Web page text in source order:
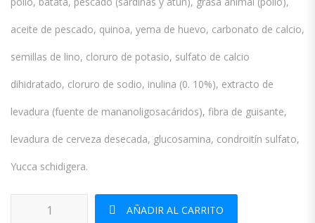
aceite de pescado, quinoa, yema de huevo, carbonato de calcio,
semillas de lino, cloruro de potasio, sulfato de calcio
dihidratado, cloruro de sodio, inulina (0. 10%), extracto de
levadura (fuente de mananoligosacáridos), fibra de guisante,
levadura de cerveza desecada, glucosamina, condroitín sulfato,
Yucca schidigera.
Vetlife Cat Convalescence 85g cantidad
AÑADIR AL CARRITO